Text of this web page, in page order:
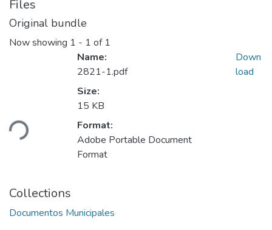
Files
Original bundle
Now showing 1 - 1 of 1
Name:
2821-1.pdf
Size:
15 KB
Format:
Adobe Portable Document
Format
Down
load
Collections
Documentos Municipales